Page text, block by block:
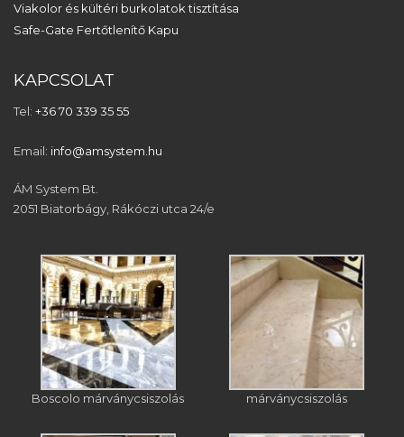
Viakolor és kültéri burkolatok tisztítása
Safe-Gate Fertőtlenítő Kapu
KAPCSOLAT
Tel: +36 70 339 35 55
Email: info@amsystem.hu
ÁM System Bt.
2051 Biatorbágy, Rákóczi utca 24/e
Boscolo márványcsiszolás márványcsiszolás